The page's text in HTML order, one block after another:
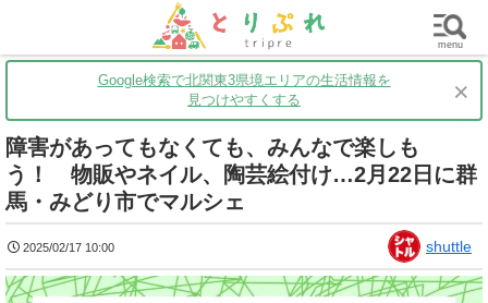
茨城 グルメ 買い物 子育て
Google検索で北関東3県境エリアの生活情報を
見つけやすくする
×
障害があってもなくても、みんなで楽しも
う！ 物販やネイル、陶芸絵付け…2月22日に群
馬・みどり市でマルシェ
2025/02/17 10:00 shuttle
menu